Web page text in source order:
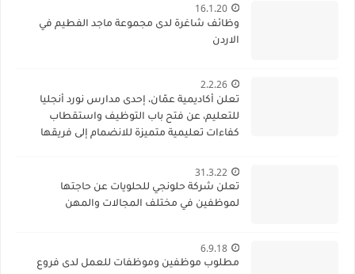
16.1.20
وظائف شاغرة لدى مجموعة ماجد الفطيم في
الاردن
2.2.26
تعلن أكاديمية عمّان، إحدى مدارس نورد أنجليا
للتعليم، عن فتح باب التوظيف واستقطاب
كفاءات تعليمية متميزة للانضمام إلى فريقها
31.3.22
تعلن شركة حلونجي للحلويات عن حاجتها
لموظفين في مختلف المجالات والمهن
6.9.18
مطلوب موظفين وموظفات للعمل لدى فروع